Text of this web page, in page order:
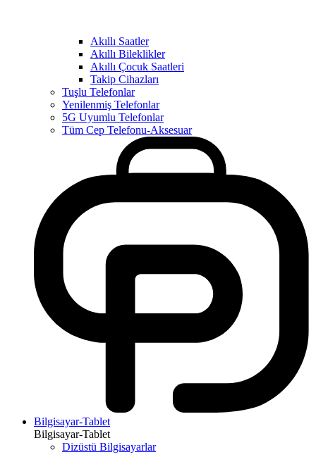
Akıllı Saatler
Akıllı Bileklikler
Akıllı Çocuk Saatleri
Takip Cihazları
Tuşlu Telefonlar
Yenilenmiş Telefonlar
5G Uyumlu Telefonlar
Tüm Cep Telefonu-Aksesuar
Bilgisayar-Tablet
Bilgisayar-Tablet
Dizüstü Bilgisayarlar